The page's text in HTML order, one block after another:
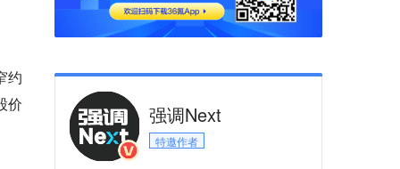
约
价
强调Next
特邀作者